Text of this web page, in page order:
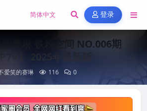
登录
的赛琳 铁粉空间 NO.006期
】 2025年最新版
爱笑的赛琳 116 0